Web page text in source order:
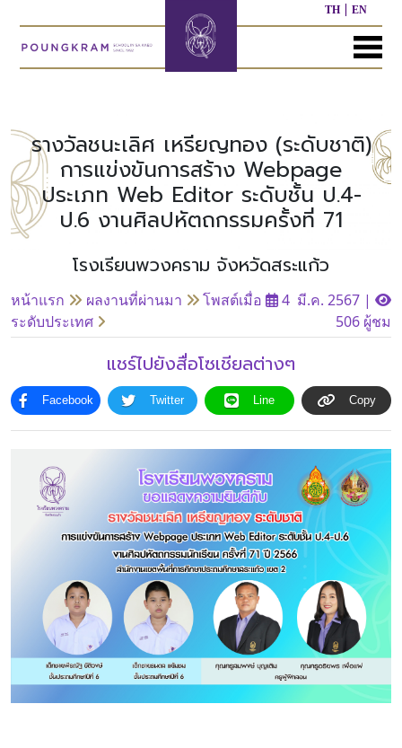
TH EN
MENU
แรก
กับ
ประวัติ
โรงเรียน
บุคลากร
ของ
เรา
และ
ภารกิจ
หลักสูตร
ก่อน
วัย
เรียน
หลักสูตร
หลักสูตร
ผล
งาน
ที่
ผ่าน
มา
ที่
ผ่าน
มา
เรารางวัลชนะเลิศ เหรียญทอง (ระดับชาติ)
การแข่งขันการสร้าง Webpage
ประเภท Web Editor ระดับชั้น ป.4-
ป.6 งานศิลปหัตถกรรมครั้งที่ 71
โรงเรียนพวงคราม จังหวัดสระแก้ว
หน้าแรก
ผลงานที่ผ่านมา
ระดับประเทศ
โพสต์เมื่อ 4 มี.ค. 2567 |
506 ผู้ชม
แชร์ไปยังสื่อโซเชียลต่างๆ
Facebook Twitter Line Copy